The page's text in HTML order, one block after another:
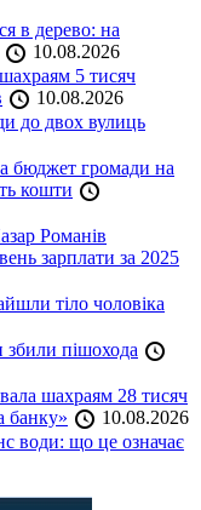
в дерево: на
10.08.2026
5 тисяч
10.08.2026
до двох вулиць
бюджет громади на
кошти
Романів
зарплати за 2025
тіло чоловіка
збили пішохода
шахраям 28 тисяч
банку»
10.08.2026
води: що це означає